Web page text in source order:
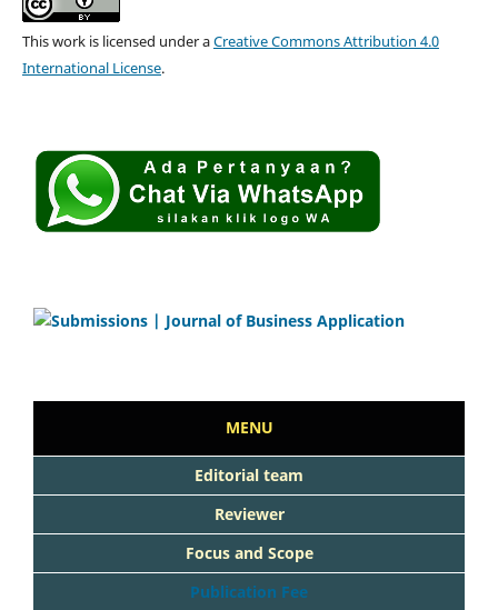
This work is licensed under aCreative Commons Attribution 4.0
International License.
MENU
Editorial team
Reviewer
Focus and Scope
Publication Fee